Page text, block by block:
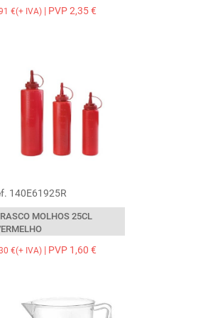
€(+ IVA)| PVP 2,35 €
140E61925R
MOLHOS 25CL
€(+ IVA)| PVP 1,60 €